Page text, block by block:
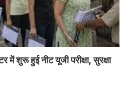
में शुरू हुई नीट यूजी परीक्षा, सुरक्षा